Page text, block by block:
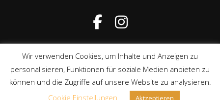
Copyright © 2026 TATwort
Wir verwenden Cookies, um Inhalte und Anzeigen zu
personalisieren, Funktionen für soziale Medien anbieten zu
können und die Zugriffe auf unsere Website zu analysieren.
Cookie Einstellungen
Aktzeptieren